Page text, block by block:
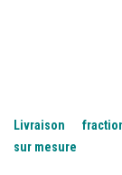
Livraison
sur mesure